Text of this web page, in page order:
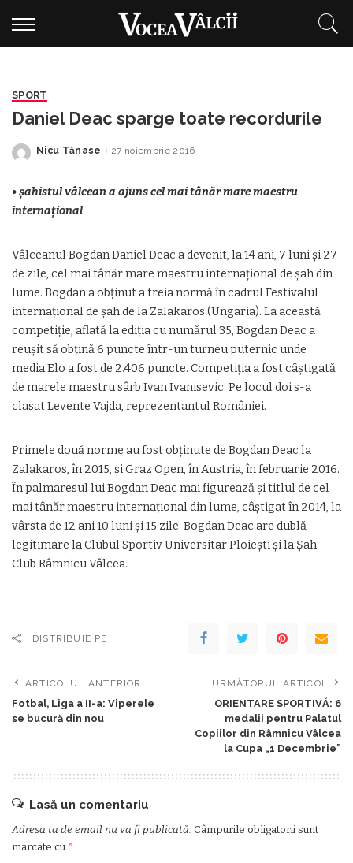
SPORT
Daniel Deac sparge toate recordurile
Posted
Nicu Tănase 27 noiembrie 2016
• șahistul vâlcean a ajuns cel mai tânăr mare maestru
internațional
Vâlceanul Bogdan Daniel Deac a devenit, la 14 ani, 7 luni și 27
de zile, cel mai tânăr mare maestru internațional de șah din
lume. Bogdan a obținut a treia normă în cadrul Festivalul
internațional de șah de la Zalakaros (Ungaria). La această
competiție, aflată la ediția cu numărul 35, Bogdan Deac a
reușit să obțină 6 puncte într-un turneu puternic unde
media Elo a fost de 2.406 puncte. Competiția a fost câștigată
de marele maestru sârb Ivan Ivanisevic. Pe locul doi s-a
clasat Levente Vajda, reprezentantul României.
Primele două norme au fost obținute de Bogdan Deac la
Zalakaros, în 2015, și Graz Open, în Austria, în februarie 2016.
În palmaresul lui Bogdan Deac mai figurează și titlul de cel
mai tânăr maestru internațional din lume, câștigat în 2014, la
vârsta de 12 ani 10 luni și 15 zile. Bogdan Deac are dublă
legitimare la Clubul Sportiv Universitar Ploiești și la Șah
Club Râmnicu Vâlcea.
DISTRIBUIE PE
ARTICOLUL ANTERIOR
Fotbal, Liga a II-a: Viperele
se bucură din nou
URMĂTORUL ARTICOL
ORIENTARE SPORTIVĂ: 6
medalii pentru Palatul
Copiilor din Râmnicu Vâlcea
la Cupa „1 Decembrie”
Lasă un comentariu
Adresa ta de email nu va fi publicată. Câmpurile obligatorii sunt
marcate cu *